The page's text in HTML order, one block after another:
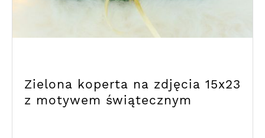
Zielona koperta na zdjęcia 15x23
z motywem świątecznym